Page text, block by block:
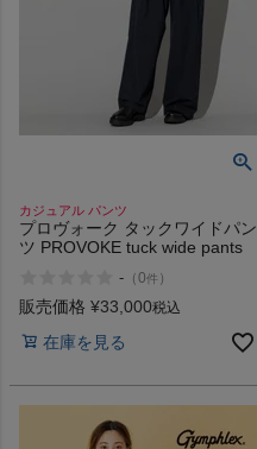
カジュアル パンツ
プロヴォーク タックワイドパン
ツ PROVOKE tuck wide pants
- （0件 ）
販売価格 ¥33,000税込
在庫を見る